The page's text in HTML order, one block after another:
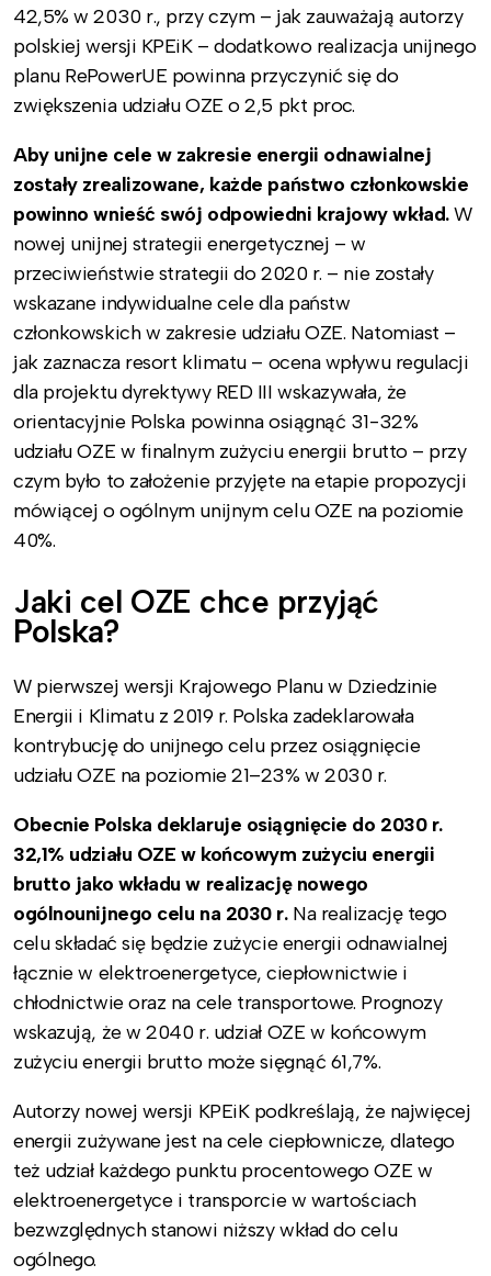
42,5% w 2030 r., przy czym – jak zauważają autorzy
polskiej wersji KPEiK – dodatkowo realizacja unijnego
planu RePowerUE powinna przyczynić się do
zwiększenia udziału OZE o 2,5 pkt proc.
Aby unijne cele w zakresie energii odnawialnej
zostały zrealizowane, każde państwo członkowskie
powinno wnieść swój odpowiedni krajowy wkład.W
nowej unijnej strategii energetycznej – w
przeciwieństwie strategii do 2020 r. – nie zostały
wskazane indywidualne cele dla państw
członkowskich w zakresie udziału OZE. Natomiast –
jak zaznacza resort klimatu – ocena wpływu regulacji
dla projektu dyrektywy RED III wskazywała, że
orientacyjnie Polska powinna osiągnąć 31-32%
udziału OZE w finalnym zużyciu energii brutto – przy
czym było to założenie przyjęte na etapie propozycji
mówiącej o ogólnym unijnym celu OZE na poziomie
40%.
Jaki cel OZE chce przyjąć
Polska?
W pierwszej wersji Krajowego Planu w Dziedzinie
Energii i Klimatu z 2019 r. Polska zadeklarowała
kontrybucję do unijnego celu przez osiągnięcie
udziału OZE na poziomie 21–23% w 2030 r.
Obecnie Polska deklaruje osiągnięcie do 2030 r.
32,1% udziału OZE w końcowym zużyciu energii
brutto jako wkładu w realizację nowego
ogólnounijnego celu na 2030 r.Na realizację tego
celu składać się będzie zużycie energii odnawialnej
łącznie w elektroenergetyce, ciepłownictwie i
chłodnictwie oraz na cele transportowe. Prognozy
wskazują, że w 2040 r. udział OZE w końcowym
zużyciu energii brutto może sięgnąć 61,7%.
Autorzy nowej wersji KPEiK podkreślają, że najwięcej
energii zużywane jest na cele ciepłownicze, dlatego
też udział każdego punktu procentowego OZE w
elektroenergetyce i transporcie w wartościach
bezwzględnych stanowi niższy wkład do celu
ogólnego.